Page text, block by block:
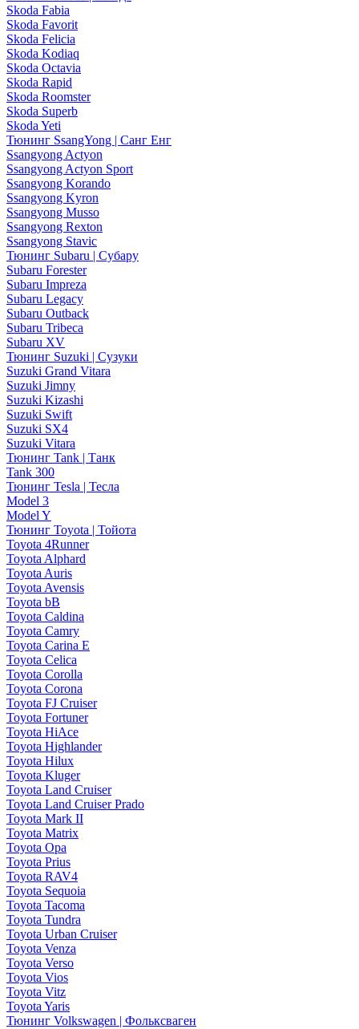
Skoda Fabia
Skoda Favorit
Skoda Felicia
Skoda Kodiaq
Skoda Octavia
Skoda Rapid
Skoda Roomster
Skoda Superb
Skoda Yeti
Тюнинг SsangYong | Санг Енг
Ssangyong Actyon
Ssangyong Actyon Sport
Ssangyong Korando
Ssangyong Kyron
Ssangyong Musso
Ssangyong Rexton
Ssangyong Stavic
Тюнинг Subaru | Субару
Subaru Forester
Subaru Impreza
Subaru Legacy
Subaru Outback
Subaru Tribeca
Subaru XV
Тюнинг Suzuki | Сузуки
Suzuki Grand Vitara
Suzuki Jimny
Suzuki Kizashi
Suzuki Swift
Suzuki SX4
Suzuki Vitara
Тюнинг Tank | Танк
Tank 300
Тюнинг Tesla | Тесла
Model 3
Model Y
Тюнинг Toyota | Тойота
Toyota 4Runner
Toyota Alphard
Toyota Auris
Toyota Avensis
Toyota bB
Toyota Caldina
Toyota Camry
Toyota Carina E
Toyota Celica
Toyota Corolla
Toyota Corona
Toyota FJ Cruiser
Toyota Fortuner
Toyota HiAce
Toyota Highlander
Toyota Hilux
Toyota Kluger
Toyota Land Cruiser
Toyota Land Cruiser Prado
Toyota Mark II
Toyota Matrix
Toyota Opa
Toyota Prius
Toyota RAV4
Toyota Sequoia
Toyota Tacoma
Toyota Tundra
Toyota Urban Cruiser
Toyota Venza
Toyota Verso
Toyota Vios
Toyota Vitz
Toyota Yaris
Тюнинг Volkswagen | Фольксваген